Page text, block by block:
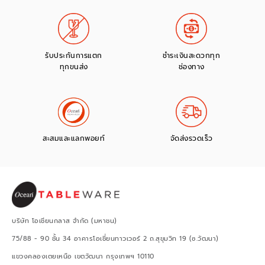
รับประกันการแตก
ทุกขนส่ง
ชำระเงินสะดวกทุก
ช่องทาง
สะสมและแลกพอยท์ จัดส่งรวดเร็ว
บริษัท โอเชียนกลาส จำกัด (มหาชน)
75/88 - 90 ชั้น 34 อาคารโอเชี่ยนทาวเวอร์ 2 ถ.สุขุมวิท 19 (ซ.วัฒนา)
แขวงคลองเตยเหนือ เขตวัฒนา กรุงเทพฯ 10110